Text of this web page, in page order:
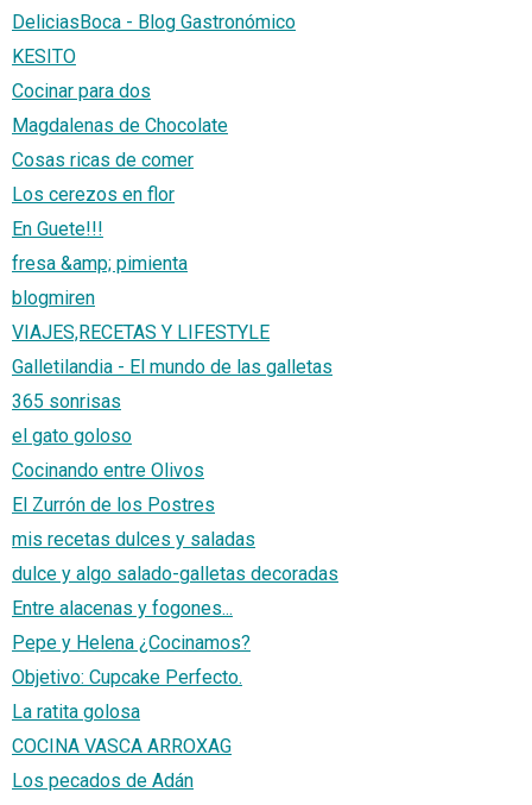
DeliciasBoca - Blog Gastronómico
KESITO
Cocinar para dos
Magdalenas de Chocolate
Cosas ricas de comer
Los cerezos en flor
En Guete!!!
fresa &amp; pimienta
blogmiren
VIAJES,RECETAS Y LIFESTYLE
Galletilandia - El mundo de las galletas
365 sonrisas
el gato goloso
Cocinando entre Olivos
El Zurrón de los Postres
mis recetas dulces y saladas
dulce y algo salado-galletas decoradas
Entre alacenas y fogones...
Pepe y Helena ¿Cocinamos?
Objetivo: Cupcake Perfecto.
La ratita golosa
COCINA VASCA ARROXAG
Los pecados de Adán